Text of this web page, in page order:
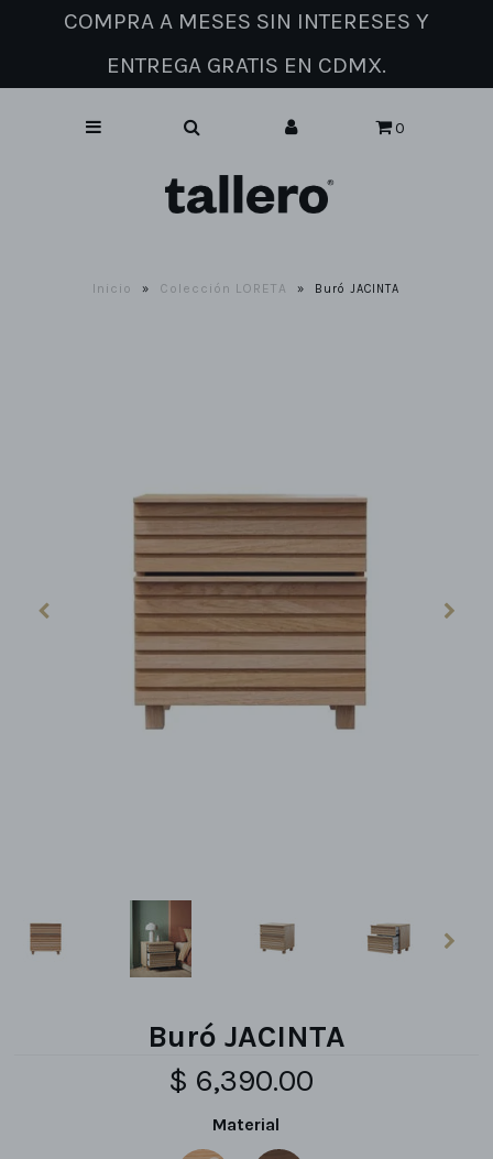
Catálogo de muebles
Sobre nosotros
COMPRA A MESES SIN INTERESES Y
ENTREGA GRATIS EN CDMX.
0
Inicio » Colección LORETA » Buró JACINTA
Buró JACINTA
$ 6,390.00
Material